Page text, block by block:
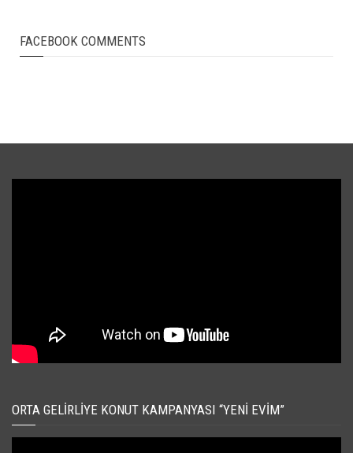
FACEBOOK COMMENTS
ORTA GELIRLIYE KONUT KAMPANYASI “YENI EVIM”